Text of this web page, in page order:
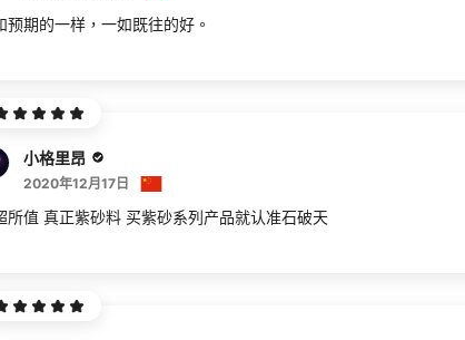
预期的一样，一如既往的好。
小格里昂
2020年12月17日
所值 真正紫砂料 买紫砂系列产品就认准石破天